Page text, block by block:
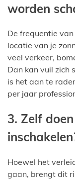
worden
De frequentie
locatie van je
veel verkeer,
Dan kan vuil zich
is het aan te
per jaar
3. Zelf
Hoewel het
gaan, brengt dit